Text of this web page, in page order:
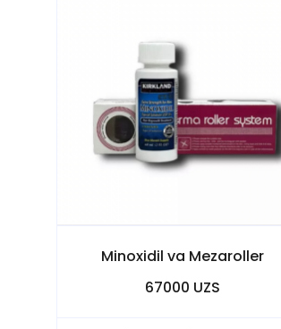
Minoxidil va Mezaroller
67000 UZS